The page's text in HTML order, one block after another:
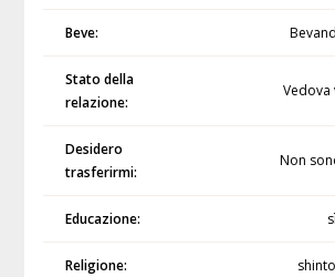
Beve:
Stato della
relazione:
Vedova
Desidero
trasferirmi:
Non
Educazione: sì
Religione: